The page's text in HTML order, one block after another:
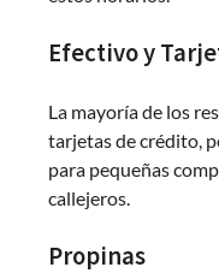
Efectivo y
La mayoría de los
tarjetas de crédito,
para pequeñas
callejeros.
Propinas